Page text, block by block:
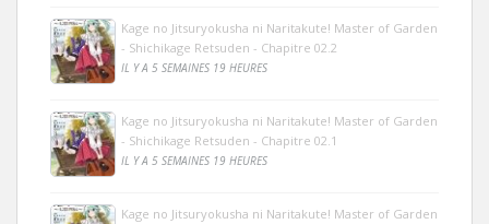
Kage no Jitsuryokusha ni Naritakute! Master of Garden
- Shichikage Retsuden - Chapitre 02.2
IL Y A 5 SEMAINES 19 HEURES
Kage no Jitsuryokusha ni Naritakute! Master of Garden
- Shichikage Retsuden - Chapitre 02.1
IL Y A 5 SEMAINES 19 HEURES
Kage no Jitsuryokusha ni Naritakute! Master of Garden